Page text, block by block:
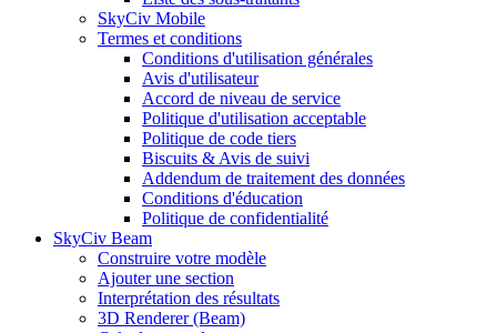
SkyCiv Mobile
Termes et conditions
Conditions d'utilisation générales
Avis d'utilisateur
Accord de niveau de service
Politique d'utilisation acceptable
Politique de code tiers
Biscuits & Avis de suivi
Addendum de traitement des données
Conditions d'éducation
Politique de confidentialité
SkyCiv Beam
Construire votre modèle
Ajouter une section
Interprétation des résultats
3D Renderer (Beam)